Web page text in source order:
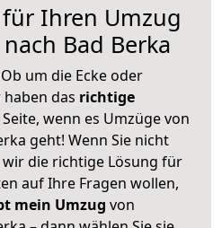
für Ihren Umzug
Bad Berka
um die Ecke oder
das richtige
wenn es Umzüge von
geht! Wenn Sie nicht
die richtige Lösung für
auf Ihre Fragen wollen,
mein Umzug von